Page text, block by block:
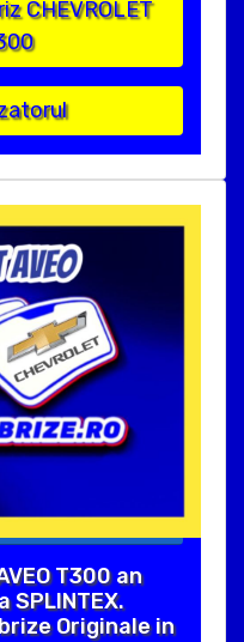
CHEVROLET
T300 an
Originale in